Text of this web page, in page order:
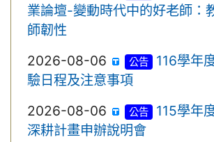
業論壇-變動時代中的好老師：
師韌性
2026-08-06
公告
116學年
驗日程及注意事項
2026-08-06
公告
115學年
深耕計畫申辦說明會